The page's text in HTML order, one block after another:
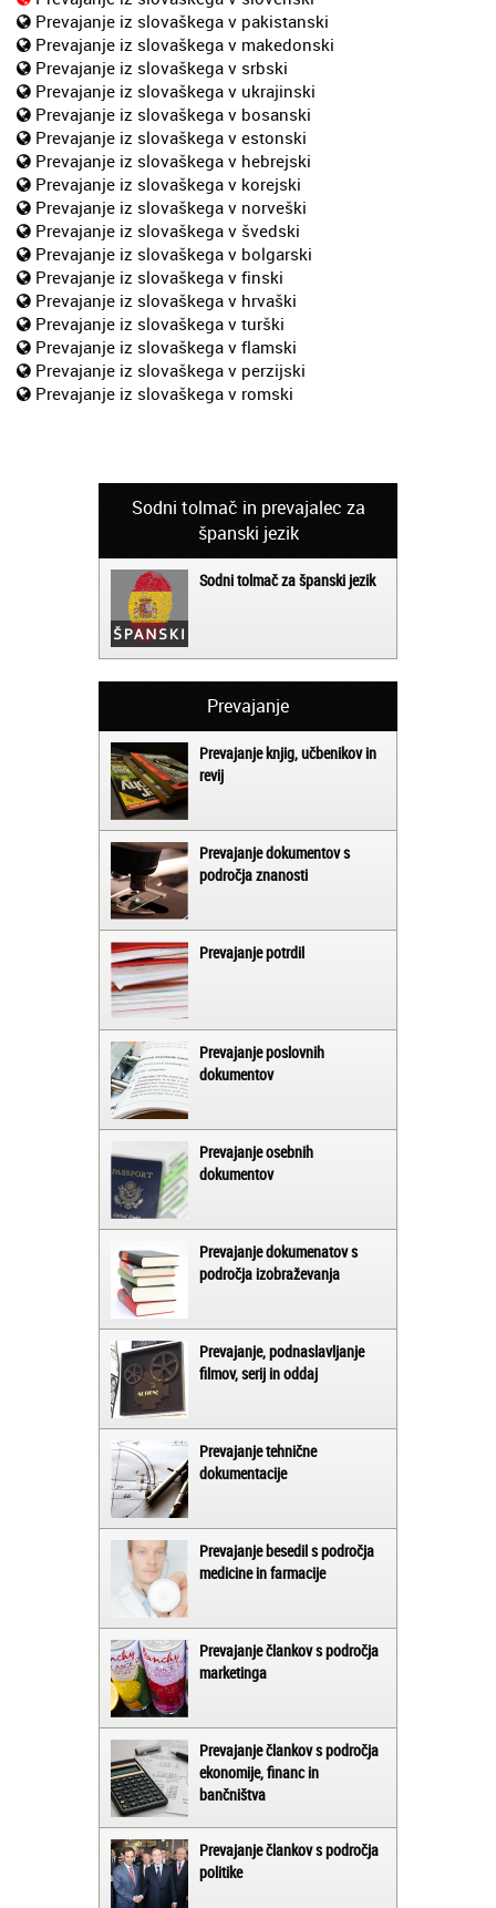
Prevajanje iz slovaškega v pakistanski
Prevajanje iz slovaškega v makedonski
Prevajanje iz slovaškega v srbski
Prevajanje iz slovaškega v ukrajinski
Prevajanje iz slovaškega v bosanski
Prevajanje iz slovaškega v estonski
Prevajanje iz slovaškega v hebrejski
Prevajanje iz slovaškega v korejski
Prevajanje iz slovaškega v norveški
Prevajanje iz slovaškega v švedski
Prevajanje iz slovaškega v bolgarski
Prevajanje iz slovaškega v finski
Prevajanje iz slovaškega v hrvaški
Prevajanje iz slovaškega v turški
Prevajanje iz slovaškega v flamski
Prevajanje iz slovaškega v perzijski
Prevajanje iz slovaškega v romski
Sodni tolmač in prevajalec za
španski jezik
Sodni tolmač za španski jezik
Prevajanje
Prevajanje knjig, učbenikov in
revij
Prevajanje dokumentov s
področja znanosti
Prevajanje potrdil
Prevajanje poslovnih
dokumentov
Prevajanje osebnih
dokumentov
Prevajanje dokumenatov s
področja izobraževanja
Prevajanje, podnaslavljanje
filmov, serij in oddaj
Prevajanje tehnične
dokumentacije
Prevajanje besedil s področja
medicine in farmacije
Prevajanje člankov s področja
marketinga
Prevajanje člankov s področja
ekonomije, financ in
bančništva
Prevajanje člankov s področja
politike